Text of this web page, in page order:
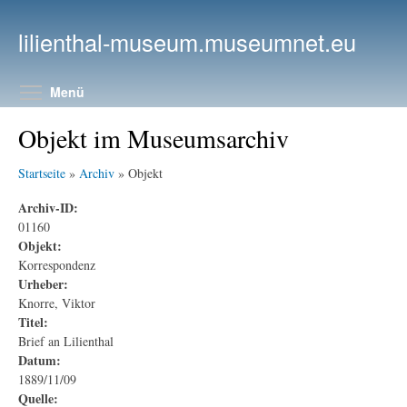
lilienthal-museum.museumnet.eu
Menü
Objekt im Museumsarchiv
Startseite » Archiv » Objekt
Archiv-ID:
01160
Objekt:
Korrespondenz
Urheber:
Knorre, Viktor
Titel:
Brief an Lilienthal
Datum:
1889/11/09
Quelle: